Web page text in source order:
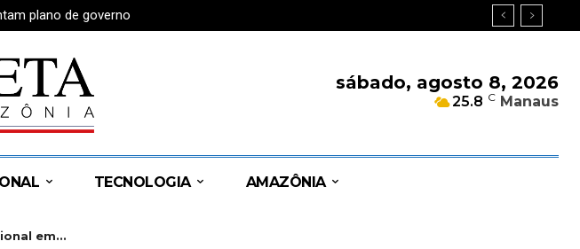
plano de governo
sábado, agosto 8, 2026
25.8 C Manaus
TECNOLOGIA AMAZÔNIA
em...